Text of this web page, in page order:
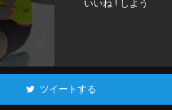
いいね ! しよう
ツイートする